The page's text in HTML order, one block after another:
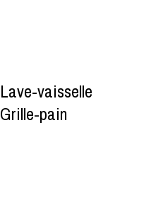
Lave-vaisselle
Grille-pain